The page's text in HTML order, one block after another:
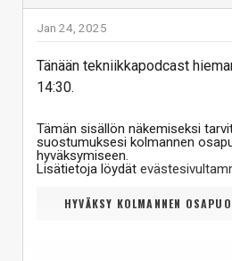
Jan 24, 2025
Tänään tekniikkapodcast
14:30.
Tämän sisällön näkemiseksi
suostumuksesi kolmannen
hyväksymiseen.
Lisätietoja löydät
HYVÄKSY KOLMANNEN